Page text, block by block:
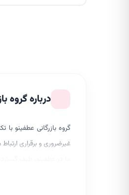
درباره
گروه بازرگانی عطفینو
غیرضروری و برقراری
مطمئن و بی‌دغدغه را